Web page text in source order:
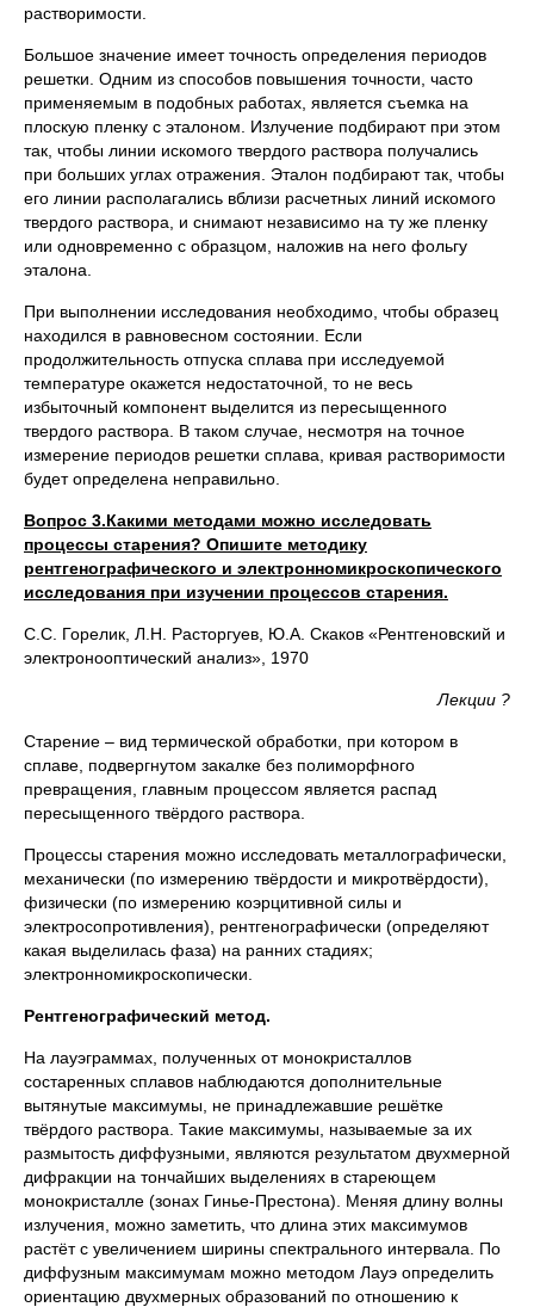
растворимости.
Большое значение имеет точность определения периодов
решетки. Одним из способов повышения точности, часто
применяемым в подобных работах, является съемка на
плоскую пленку с эталоном. Излучение подбирают при этом
так, чтобы линии искомого твердого раствора получались
при больших углах отражения. Эталон подбирают так, чтобы
его линии располагались вблизи расчетных линий искомого
твердого раствора, и снимают независимо на ту же пленку
или одновременно с образцом, наложив на него фольгу
эталона.
При выполнении исследования необходимо, чтобы образец
находился в равновесном состоянии. Если
продолжительность отпуска сплава при исследуемой
температуре окажется недостаточной, то не весь
избыточный компонент выделится из пересыщенного
твердого раствора. В таком случае, несмотря на точное
измерение периодов решетки сплава, кривая растворимости
будет определена неправильно.
Вопрос 3.Какими методами можно исследовать
процессы старения? Опишите методику
рентгенографического и электронномикроскопического
исследования при изучении процессов старения.
С.С. Горелик, Л.Н. Расторгуев, Ю.А. Скаков «Рентгеновский и
электронооптический анализ», 1970
Лекции ?
Старение – вид термической обработки, при котором в
сплаве, подвергнутом закалке без полиморфного
превращения, главным процессом является распад
пересыщенного твёрдого раствора.
Процессы старения можно исследовать металлографически,
механически (по измерению твёрдости и микротвёрдости),
физически (по измерению коэрцитивной силы и
электросопротивления), рентгенографически (определяют
какая выделилась фаза) на ранних стадиях;
электронномикроскопически.
Рентгенографический метод.
На лауэграммах, полученных от монокристаллов
состаренных сплавов наблюдаются дополнительные
вытянутые максимумы, не принадлежавшие решётке
твёрдого раствора. Такие максимумы, называемые за их
размытость диффузными, являются результатом двухмерной
дифракции на тончайших выделениях в стареющем
монокристалле (зонах Гинье-Престона). Меняя длину волны
излучения, можно заметить, что длина этих максимумов
растёт с увеличением ширины спектрального интервала. По
диффузным максимумам можно методом Лауэ определить
ориентацию двухмерных образований по отношению к